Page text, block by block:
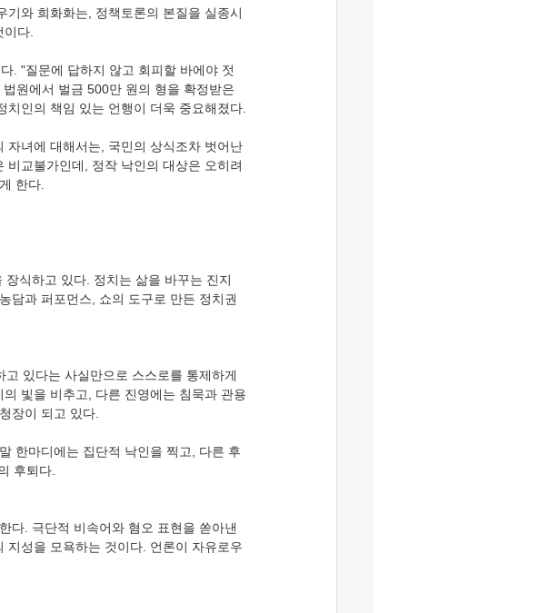
와 희화화는, 정책토론의 본질을 실종시
다.
. "질문에 답하지 않고 회피할 바에야 젓
원에서 벌금 500만 원의 형을 확정받은
치인의 책임 있는 언행이 더욱 중요해졌다.
자녀에 대해서는, 국민의 상식조차 벗어난
교불가인데, 정작 낙인의 대상은 오히려
한다.
장식하고 있다. 정치는 삶을 바꾸는 진지
담과 퍼포먼스, 쇼의 도구로 만든 정치권
고 있다는 사실만으로 스스로를 통제하게
빛을 비추고, 다른 진영에는 침묵과 관용
장이 되고 있다.
한마디에는 집단적 낙인을 찍고, 다른 후
후퇴다.
다. 극단적 비속어와 혐오 표현을 쏟아낸
지성을 모욕하는 것이다. 언론이 자유로우